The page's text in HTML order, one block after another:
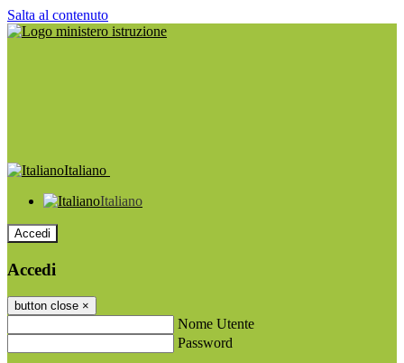
Salta al contenuto
Italiano
Italiano
Accedi
Accedi
button close ×
Nome Utente
Password